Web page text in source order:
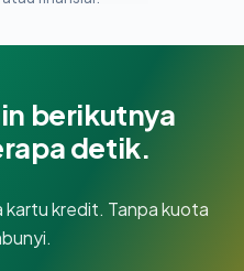
berikutnya
detik.
kredit. Tanpa kuota